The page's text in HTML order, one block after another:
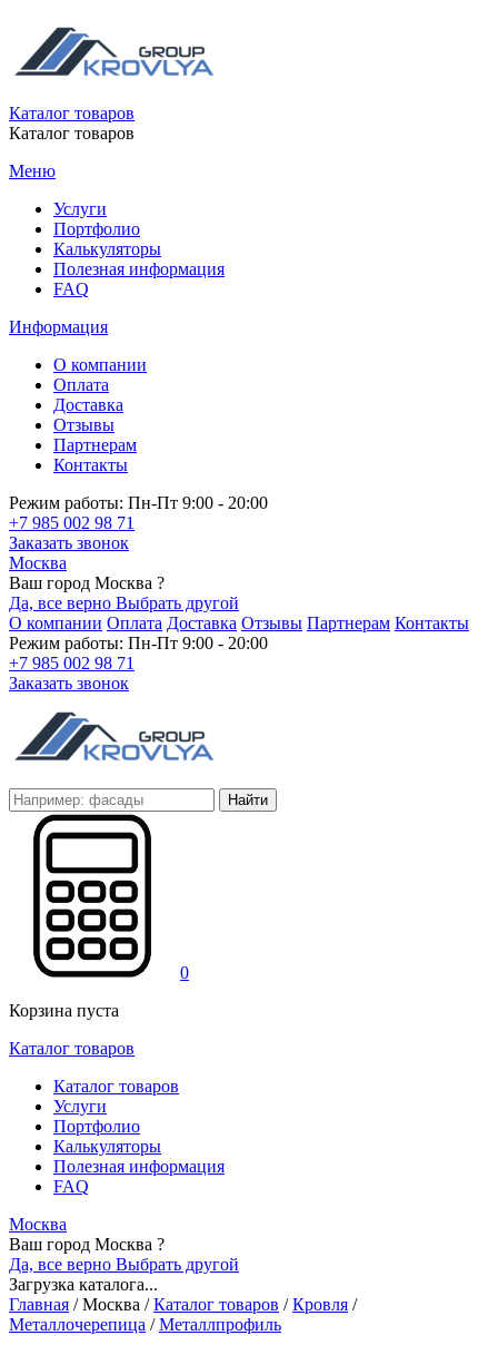
Каталог товаров
Каталог товаров
Меню
Услуги
Портфолио
Калькуляторы
Полезная информация
FAQ
Информация
О компании
Оплата
Доставка
Отзывы
Партнерам
Контакты
Режим работы: Пн-Пт 9:00 - 20:00
+7 985 002 98 71
Заказать звонок
Москва
Ваш город Москва ?
Да, все верно Выбрать другой
О компании Оплата Доставка Отзывы Партнерам Контакты
Режим работы: Пн-Пт 9:00 - 20:00
+7 985 002 98 71
Заказать звонок
Найти
0
Корзина пуста
Каталог товаров
Каталог товаров
Услуги
Портфолио
Калькуляторы
Полезная информация
FAQ
Москва
Ваш город Москва ?
Да, все верно Выбрать другой
Загрузка каталога...
Главная /Москва / Каталог товаров / Кровля /
Металлочерепица / Металлпрофиль